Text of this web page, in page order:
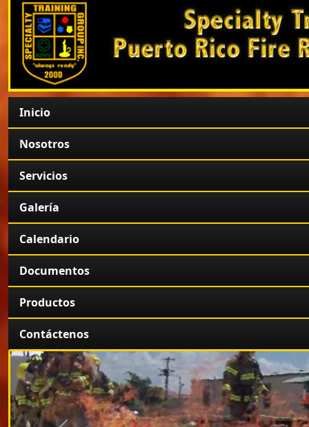
Inicio
Nosotros
Servicios
Galería
Calendario
Documentos
Productos
Contáctenos